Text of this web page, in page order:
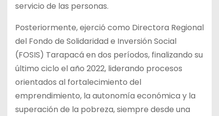
servicio de las personas.
Posteriormente, ejerció como Directora Regional
del Fondo de Solidaridad e Inversión Social
(FOSIS) Tarapacá en dos períodos, finalizando su
último ciclo el año 2022, liderando procesos
orientados al fortalecimiento del
emprendimiento, la autonomía económica y la
superación de la pobreza, siempre desde una